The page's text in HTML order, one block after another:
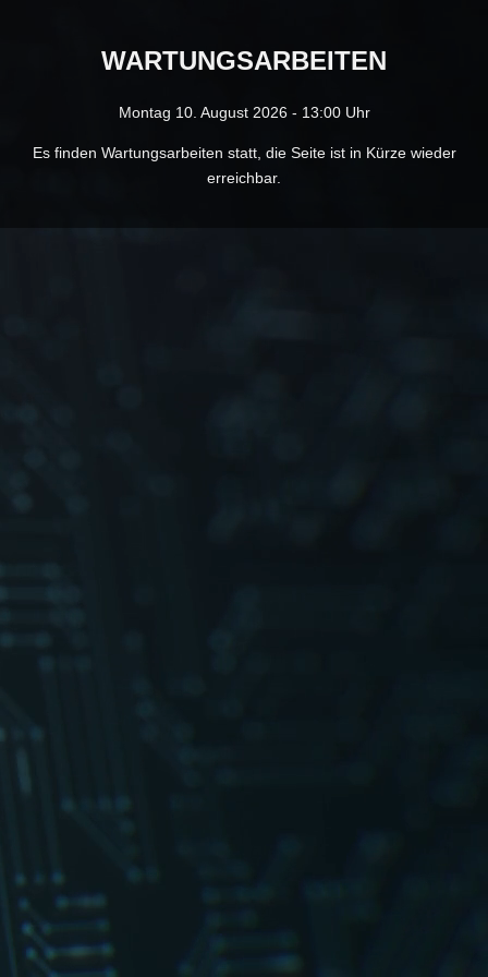
WARTUNGS­ARBEITEN
Montag 10. August 2026 - 13:00 Uhr
Es finden Wartungs­arbeiten statt, die Seite ist in Kürze wieder
erreichbar.